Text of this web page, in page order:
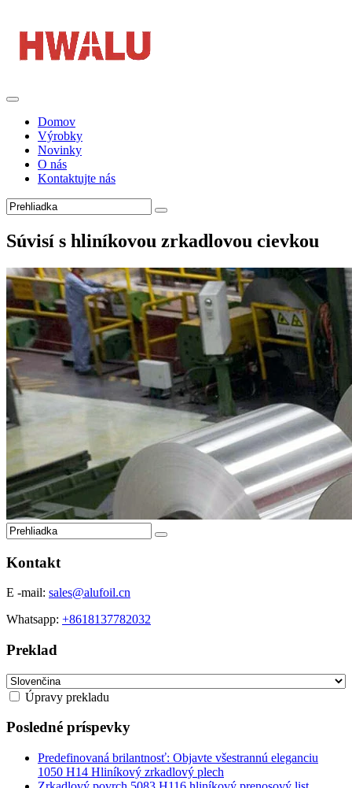
Domov
Výrobky
Novinky
O nás
Kontaktujte nás
Súvisí s hliníkovou zrkadlovou cievkou
Kontakt
E -mail: sales@alufoil.cn
Whatsapp: +8618137782032
Preklad
Úpravy prekladu
Posledné príspevky
Predefinovaná brilantnosť: Objavte všestrannú eleganciu
1050 H14 Hliníkový zrkadlový plech